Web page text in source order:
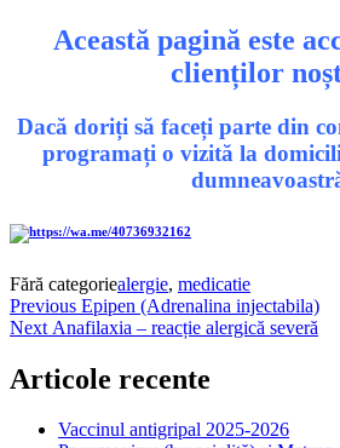
Această pagină este
clienților
Dacă doriți să faceți parte din
programați o vizită la
Fără categoriealergie, medicatie
Navigare
în
articole
Previous Previous
post:
Epipen (Adrenalina injectabila)
Next Next
Anafilaxia – reacție alergică severă
Articole recente
Vaccinul antigripal 2025-2026